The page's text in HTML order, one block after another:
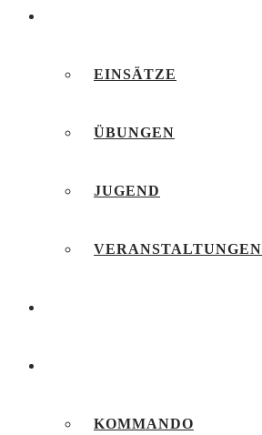
EINSÄTZE
ÜBUNGEN
JUGEND
VERANSTALTUNGEN
KOMMANDO